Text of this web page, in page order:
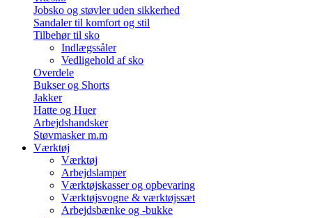
Jobsko og støvler uden sikkerhed
Sandaler til komfort og stil
Tilbehør til sko
Indlægssåler
Vedligehold af sko
Overdele
Bukser og Shorts
Jakker
Hatte og Huer
Arbejdshandsker
Støvmasker m.m
Værktøj
Værktøj
Arbejdslamper
Værktøjskasser og opbevaring
Værktøjsvogne & værktøjssæt
Arbejdsbænke og -bukke